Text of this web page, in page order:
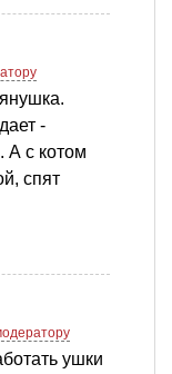
-
А с котом
спят
ушки